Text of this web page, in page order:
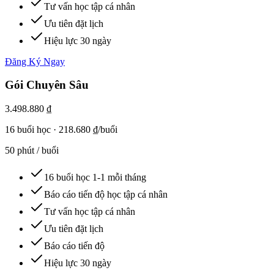
Tư vấn học tập cá nhân
Ưu tiên đặt lịch
Hiệu lực 30 ngày
Đăng Ký Ngay
Gói Chuyên Sâu
3.498.880 ₫
16 buổi học · 218.680 ₫/buổi
50 phút / buổi
16 buổi học 1-1 mỗi tháng
Báo cáo tiến độ học tập cá nhân
Tư vấn học tập cá nhân
Ưu tiên đặt lịch
Báo cáo tiến độ
Hiệu lực 30 ngày